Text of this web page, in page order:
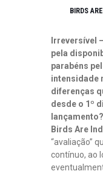
BIRDS
Irreversível
pela
parabéns
intensidade
diferenças
desde o 1º
Birds Are
“avaliação”
contínuo, ao